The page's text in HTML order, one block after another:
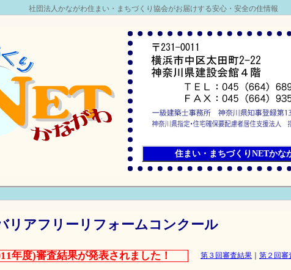
社団法人かながわ住まい・まちづくり協会がお届けする安心・安全の住情報
住まい・まちづくりNETかな
リアフリーリフォームコンクール
年度)審査結果が発表されました！ 第３回審査結果 第２回審